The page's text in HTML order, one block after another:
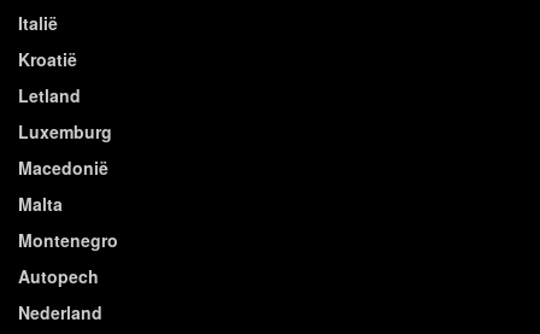
Italië
Kroatië
Letland
Luxemburg
Macedonië
Malta
Montenegro
Autopech
Nederland